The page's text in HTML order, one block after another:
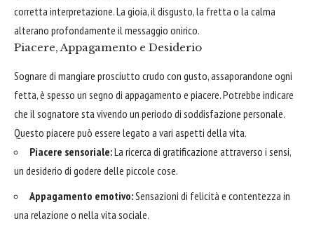
corretta interpretazione. La gioia, il disgusto, la fretta o la calma
alterano profondamente il messaggio onirico.
Piacere, Appagamento e Desiderio
Sognare di mangiare prosciutto crudo con gusto, assaporandone ogni
fetta, è spesso un segno di appagamento e piacere. Potrebbe indicare
che il sognatore sta vivendo un periodo di soddisfazione personale.
Questo piacere può essere legato a vari aspetti della vita.
Piacere sensoriale:La ricerca di gratificazione attraverso i sensi,
un desiderio di godere delle piccole cose.
Appagamento emotivo:Sensazioni di felicità e contentezza in
una relazione o nella vita sociale.